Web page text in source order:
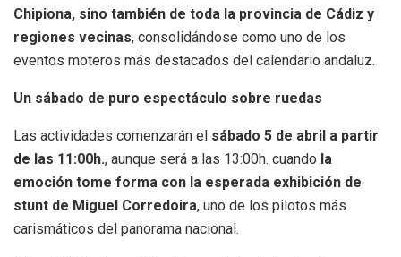
Chipiona, sino también de toda la provincia de Cádiz y
regiones vecinas, consolidándose como uno de los
eventos moteros más destacados del calendario andaluz.
Un sábado de puro espectáculo sobre ruedas
Las actividades comenzarán el sábado 5 de abril a partir
de las 11:00h., aunque será a las 13:00h. cuando la
emoción tome forma con la esperada exhibición de
stunt de Miguel Corredoira, uno de los pilotos más
carismáticos del panorama nacional.